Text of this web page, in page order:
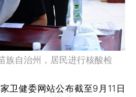
族自治州，居民进行核酸检
卫健委网站公布截至9月11日